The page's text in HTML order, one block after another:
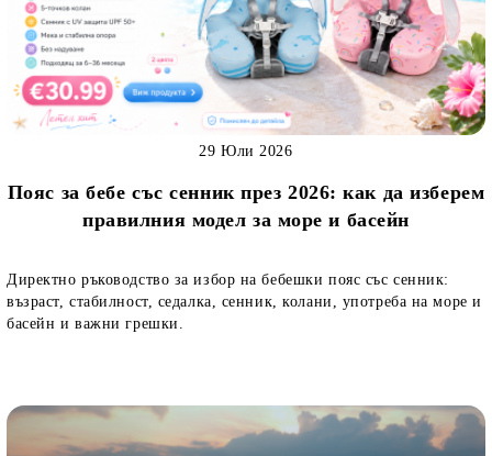
Пояс за бебе със сенник през 2026: как да изберем
правилния модел за море и басейн
29 Юли 2026
Директно ръководство за избор на бебешки пояс със сенник:
възраст, стабилност, седалка, сенник, колани, употреба на море и
басейн и важни грешки.